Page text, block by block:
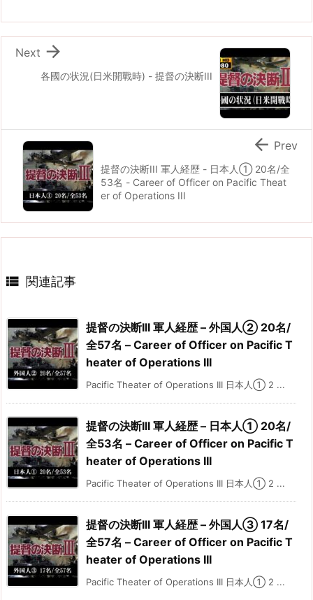
各國の状況(日米開戰時) - 提督の決断III

Next
提督の決断III 軍人経歴 - 日本人① 20名/全
53名 - Career of Officer on Pacific Theat
er of Operations III
 Prev
 関連記事
提督の決断III 軍人経歴 – 外国人② 20名/
全57名 – Career of Officer on Pacific T
heater of Operations III
Pacific Theater of Operations III 日本人① 2 ...
提督の決断III 軍人経歴 – 日本人① 20名/
全53名 – Career of Officer on Pacific T
heater of Operations III
Pacific Theater of Operations III 日本人① 2 ...
提督の決断III 軍人経歴 – 外国人③ 17名/
全57名 – Career of Officer on Pacific T
heater of Operations III
Pacific Theater of Operations III 日本人① 2 ...